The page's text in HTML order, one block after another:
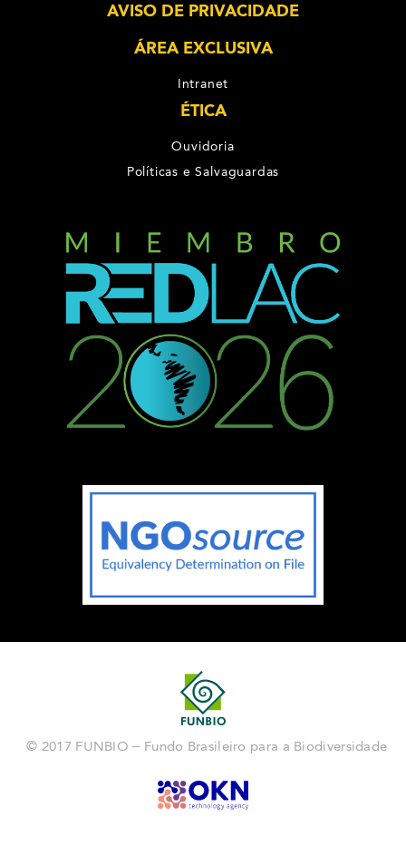
AVISO DE PRIVACIDADE
ÁREA EXCLUSIVA
Intranet
ÉTICA
Ouvidoria
Políticas e Salvaguardas
© 2017 FUNBIO – Fundo Brasileiro para a Biodiversidade